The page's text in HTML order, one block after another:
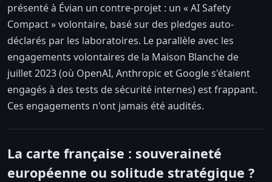
présenté à Évian un contre-projet : un « AI Safety
Compact » volontaire, basé sur des pledges auto-
déclarés par les laboratoires. Le parallèle avec les
engagements volontaires de la Maison Blanche de
juillet 2023 (où OpenAI, Anthropic et Google s'étaient
engagés à des tests de sécurité internes) est frappant.
Ces engagements n'ont jamais été audités.
La carte française : souveraineté
européenne ou solitude stratégique ?